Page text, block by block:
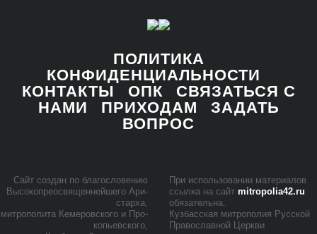
ПОЛИТИКА
КОНФИДЕНЦИАЛЬНОСТИ
КОНТАКТЫ
ОПК
СВЯЗАТЬСЯ С
НАМИ
ПРИХОДАМ
ЗАДАТЬ
ВОПРОС
Сайт со­здан по бла­го­сло­ве­нию
Вы­со­ко­прео­свя­щен­ней­ше­го Ари­
стар­ха,
мит­ро­по­ли­та Ке­ме­ров­ско­го и Про­
ко­пьев­ско­го,
При ис­поль­зо­ва­нии ма­те­ри­а­лов
ссыл­ка на сайт mitropolia42.ru
обя­за­тель­на.
Куз­бас­ская мит­ро­по­лия Рус­ской
Пра­во­слав­ной Церк­ви